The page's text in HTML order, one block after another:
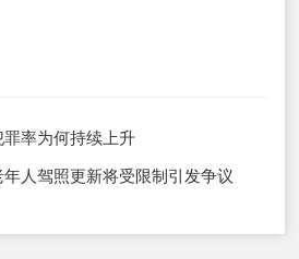
罪率为何持续上升
人驾照更新将受限制引发争议